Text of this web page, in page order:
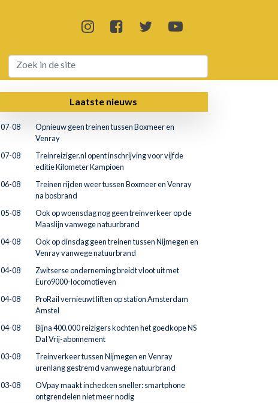
Laatste nieuws
07-08
Opnieuw geen treinen tussen Boxmeer en
Venray
07-08
Treinreiziger.nl opent inschrijving voor vijfde
editie Kilometer Kampioen
06-08
Treinen rijden weer tussen Boxmeer en Venray
na bosbrand
05-08
Ook op woensdag nog geen treinverkeer op de
Maaslijn vanwege natuurbrand
04-08
Ook op dinsdag geen treinen tussen Nijmegen en
Venray vanwege natuurbrand
04-08
Zwitserse onderneming breidt vloot uit met
Euro9000-locomotieven
04-08
ProRail vernieuwt liften op station Amsterdam
Amstel
04-08
Bijna 400.000 reizigers kochten het goedkope NS
Dal Vrij-abonnement
03-08
Treinverkeer tussen Nijmegen en Venray
urenlang gestremd vanwege natuurbrand
03-08
OVpay maakt inchecken sneller: smartphone
ontgrendelen niet meer nodig